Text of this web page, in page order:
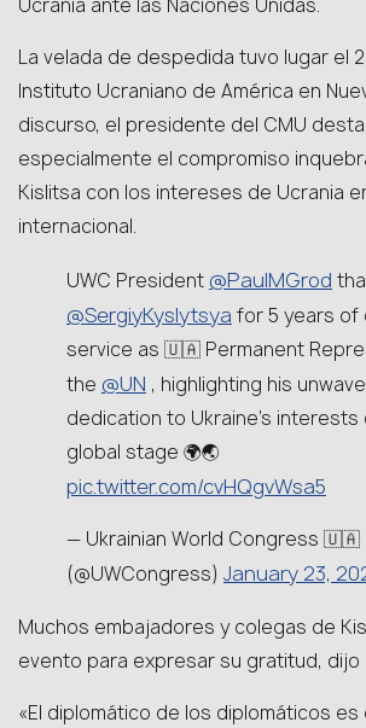
Ucrania ante las Naciones Unidas.
La velada de despedida tuvo lugar el
Instituto Ucraniano de América en
discurso, el presidente del CMU
especialmente el compromiso
Kislitsa con los intereses de Ucrania
internacional.
UWC President @PaulMGrod
@SergiyKyslytsya for 5 years of
service as 🇺🇦 Permanent
the @UN , highlighting his
dedication to Ukraine’s interests
global stage 🌍🌏
pic.twitter.com/cvHQgvWsa5
— Ukrainian World Congress 🇺🇦
(@UWCongress) January 23,
Muchos embajadores y colegas de
evento para expresar su gratitud, dijo
«El diplomático de los diplomáticos es